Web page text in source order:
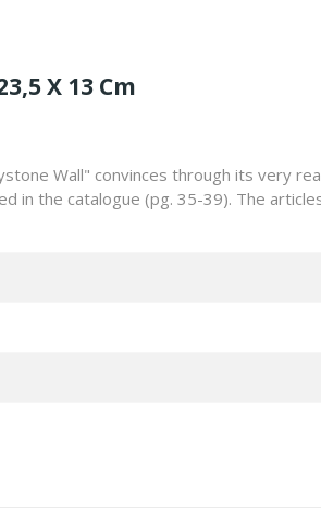
X 13 Cm
Wall" convinces through its very
in the catalogue (pg. 35-39). The